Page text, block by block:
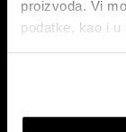
proizvoda. Vi
podatke, kao i u
koji mogu